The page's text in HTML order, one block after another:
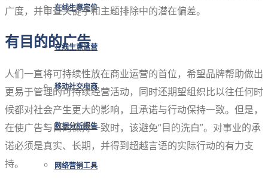
在线生意定位
在线生意运营
移动社交电商
数据分析报告
网络营销工具
广度，并审查关键字和主题排除中的潜在偏差。
有目的的广告
人们一直将可持续性放在商业运营的首位，希望品牌帮助做出
更易于管理的可持续经营活动，同时还期望组织比以往任何时
候都对社会产生更大的影响，且承诺与行动保持一致。但是，
在使广告与目的保持一致时，该避免“目的洗白”。对事业的承
诺必须是真实、长期，并得到超越言语的实际行动的有力支
持。